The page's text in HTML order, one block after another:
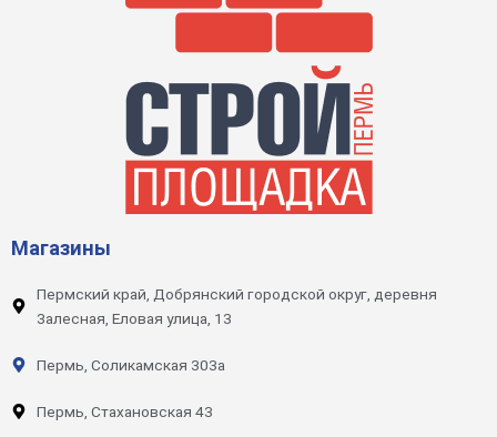
Магазины
Пермский край, Добрянский городской округ, деревня
Залесная, Еловая улица, 13
Пермь, Соликамская 303а
Пермь, Стахановская 43